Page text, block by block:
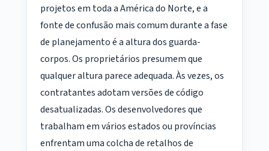
projetos em toda a América do Norte, e a
fonte de confusão mais comum durante a fase
de planejamento é a altura dos guarda-
corpos. Os proprietários presumem que
qualquer altura parece adequada. Às vezes, os
contratantes adotam versões de código
desatualizadas. Os desenvolvedores que
trabalham em vários estados ou províncias
enfrentam uma colcha de retalhos de